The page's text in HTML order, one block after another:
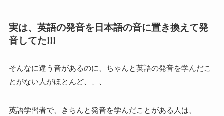
実は、英語の発音を日本語の音に置き換えて発
音してた!!!
そんなに違う音があるのに、ちゃんと英語の発音を学んだこ
とがない人がほとんど、、、
英語学習者で、きちんと発音を学んだことがある人は、